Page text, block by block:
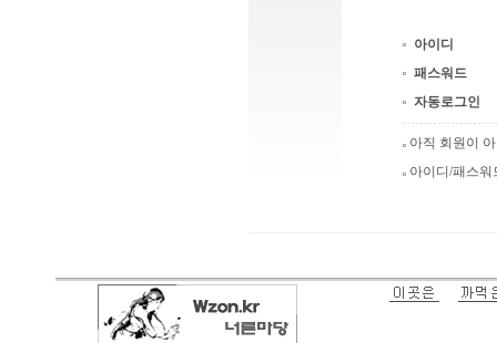
아이디
패스워드
자동로그인
아직 회원이
아이디/패스